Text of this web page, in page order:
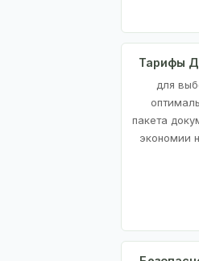
Тарифы
для
пакета
экономии